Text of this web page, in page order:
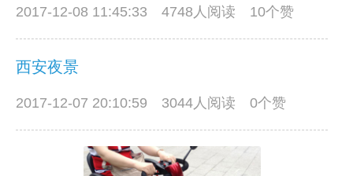
2017-12-08 11:45:33
4748人阅读 10个赞
西安夜景
2017-12-07 20:10:59 3044人阅读 0个赞